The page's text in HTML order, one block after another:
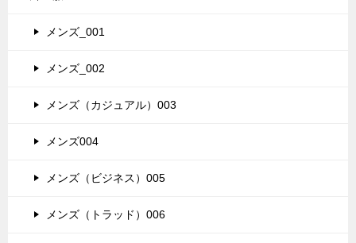
メンズ_001
メンズ_002
メンズ（カジュアル）003
メンズ004
メンズ（ビジネス）005
メンズ（トラッド）006